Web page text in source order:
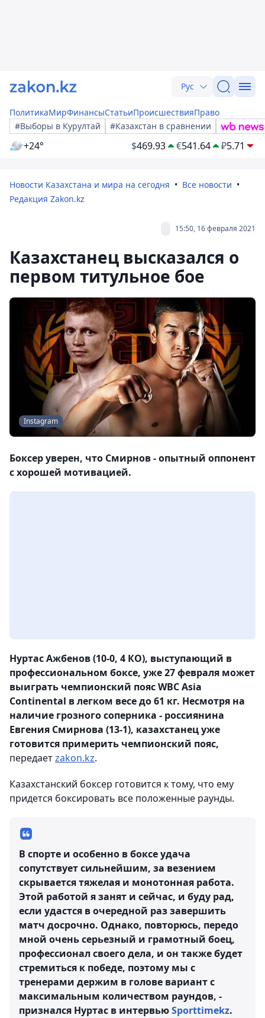
Рус
ПолитикаМирФинансыСтатьиПроисшествияПраво
#Выборы в Курултай
#Казахстан в сравнении
+24° $469.93 €541.64 ₽5.71
Новости Казахстана и мира на сегодня
Все новости
Редакция Zakon.kz
15:50, 16 февраля 2021
Казахстанец высказался о
первом титульное бое
Instagram
Боксер уверен, что Смирнов - опытный оппонент
с хорошей мотивацией.
Нуртас Ажбенов (10-0, 4 КО), выступающий в
профессиональном боксе, уже 27 февраля может
выиграть чемпионский пояс WBC Asia
Continental в легком весе до 61 кг. Несмотря на
наличие грозного соперника - россиянина
Евгения Смирнова (13-1), казахстанец уже
готовится примерить чемпионский пояс,
передаетzakon.kz.
Казахстанский боксер готовится к тому, что ему
придется боксировать все положенные раунды.
В спорте и особенно в боксе удача
сопутствует сильнейшим, за везением
скрывается тяжелая и монотонная работа.
Этой работой я занят и сейчас, и буду рад,
если удастся в очередной раз завершить
матч досрочно. Однако, повторюсь, передо
мной очень серьезный и грамотный боец,
профессионал своего дела, и он также будет
стремиться к победе, поэтому мы с
тренерами держим в голове вариант с
максимальным количеством раундов, -
признался Нуртас в интервьюSporttimekz.